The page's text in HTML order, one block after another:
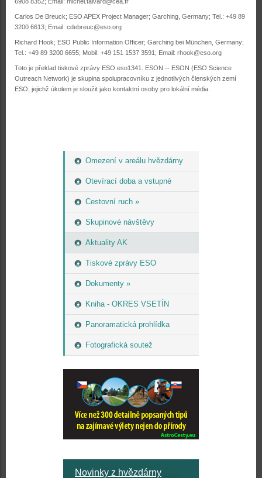
Omezení v areálu hvězdárny
Otevírací doba a vstupné
Cestovní ruch »
Skupinové návštěvy
Aktuality AK
Tiskové zprávy ESO
Dokumenty »
Kniha - OKRES VSETÍN
Panoramatická prohlídka
Fotografická soutež
Novinky z hvězdárny
Carlos De Breuck; ESO APEX Project Manager; Garching, Germany; Tel.: +49 89
3200 6613; Email: cdebreuc@eso.org
Richard Hook; ESO Public Information Officer; Garching bei München, Germany;
Tel.: +49 89 3200 6655; Mobil: +49 151 1537 3591; Email: rhook@eso.org
Toto je překlad tiskové zprávy ESO eso1341. ESON -- ESON (ESO Science
Outreach Network) je skupina spolupracovníku z jednotlivých členských zemí
ESO, jejichž úkolem je sloužit jako kontaktní osoby pro lokální média.